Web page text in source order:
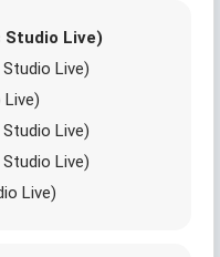
Live)
Live)
Live)
Live)
Live)